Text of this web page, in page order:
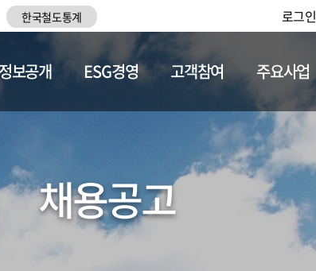
한국철도통계 로그인
채용정보
정보공개 ESG경영 고객참여 주요사업
채용공고